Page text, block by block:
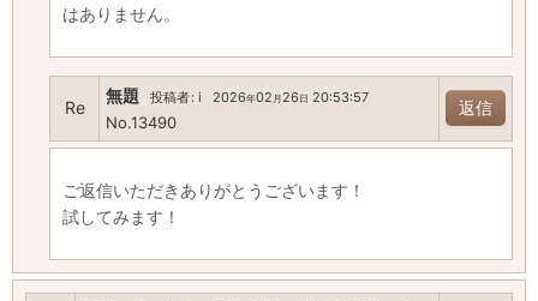
はありません。
Re
無題 投稿者: i 2026年02 月26 日 20:53:57
No.13490
返信
ご返信いただきありがとうございます！
試してみます！